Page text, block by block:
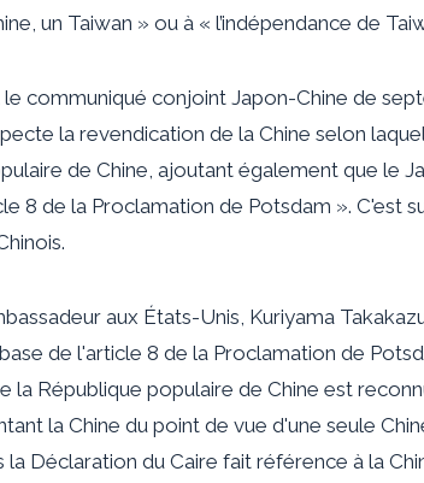
un Taiwan » ou à « l’indépendance de
communiqué conjoint Japon-Chine de
la revendication de la Chine selon
de Chine, ajoutant également que le
8 de la Proclamation de Potsdam ». C'est
aux États-Unis, Kuriyama
de l'article 8 de la Proclamation de
la République populaire de Chine est
la Chine du point de vue d'une seule
la Déclaration du Caire fait référence à la